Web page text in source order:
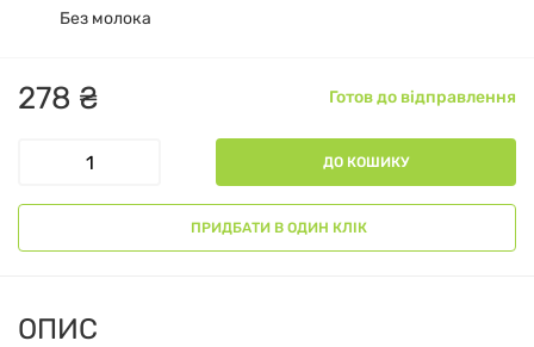
278 ₴ Готов до відправлення
ДО КОШИКУ
ПРИДБАТИ В ОДИН КЛІК
Без молока
ОПИС